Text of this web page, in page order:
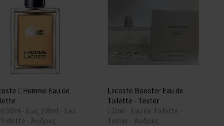
L'Homme Eau de
50ml - έως 100ml - Eau
- Άνδρες
Lacoste Booster Eau de
Toilette - Tester
125ml - Eau de Toilette -
Tester - Άνδρες